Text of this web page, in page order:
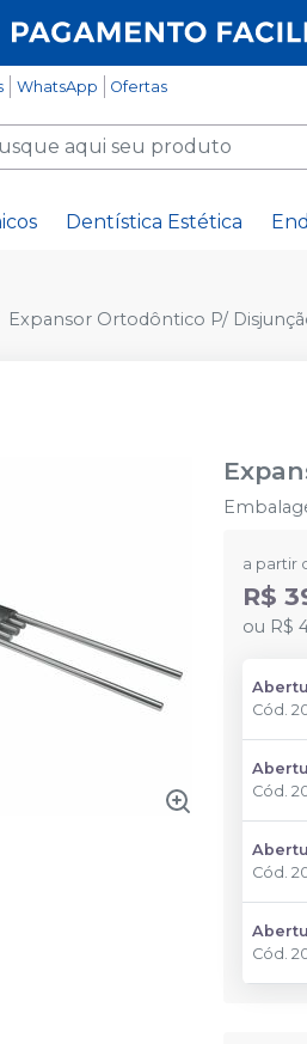
WhatsApp Ofertas
Dentística Estética
Expansor Ortodôntico P/
a partir
R$
ou R$
Cód.
Cód.
Cód.
Cód.